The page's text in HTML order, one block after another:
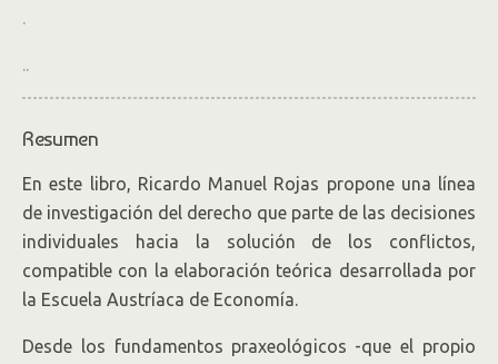
.
..
Resumen
En este libro, Ricardo Manuel Rojas propone una línea
de investigación del derecho que parte de las decisiones
individuales hacia la solución de los conflictos,
compatible con la elaboración teórica desarrollada por
la Escuela Austríaca de Economía.
Desde los fundamentos praxeológicos -que el propio